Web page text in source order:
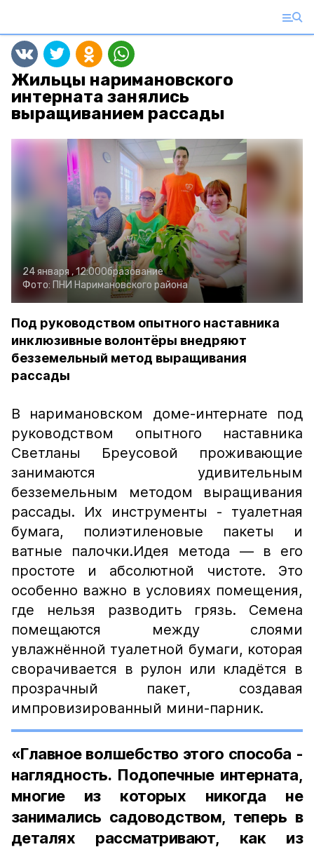
Жильцы наримановского
интерната занялись
выращиванием рассады
24 января , 12:00Образование
Фото: ПНИ Наримановского района
Под руководством опытного наставника
инклюзивные волонтёры внедряют
безземельный метод выращивания
рассады
В наримановском доме-интернате под
руководством опытного наставника
Светланы Бреусовой проживающие
занимаются удивительным
безземельным методом выращивания
рассады. Их инструменты - туалетная
бумага, полиэтиленовые пакеты и
ватные палочки.Идея метода — в его
простоте и абсолютной чистоте. Это
особенно важно в условиях помещения,
где нельзя разводить грязь. Семена
помещаются между слоями
увлажнённой туалетной бумаги, которая
сворачивается в рулон или кладётся в
прозрачный пакет, создавая
импровизированный мини-парник.
«Главное волшебство этого способа -
наглядность. Подопечные интерната,
многие из которых никогда не
занимались садоводством, теперь в
деталях рассматривают, как из